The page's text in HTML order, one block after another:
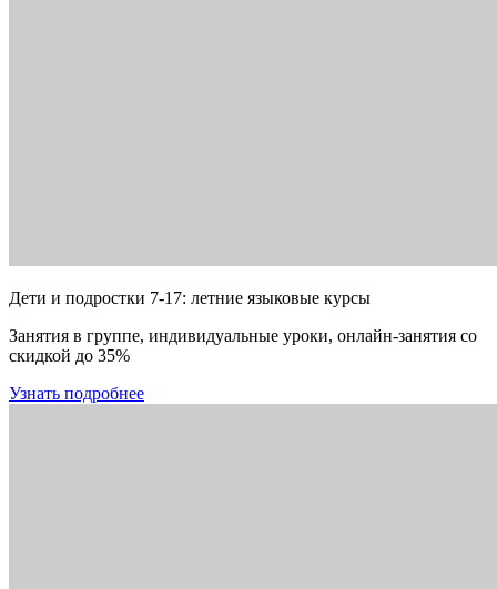
Дети и подростки 7-17: летние языковые курсы
Занятия в группе, индивидуальные уроки, онлайн-занятия со
скидкой до 35%
Узнать подробнее